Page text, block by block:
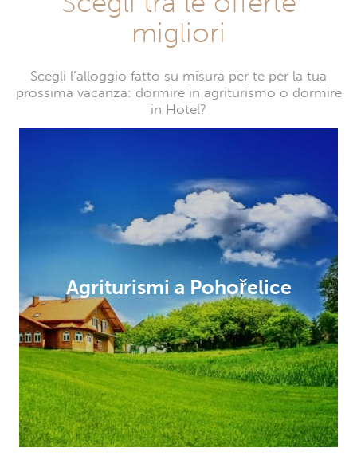
migliori
Scegli l’alloggio fatto su misura per te per la tua
prossima vacanza: dormire in agriturismo o dormire
in Hotel?
Agriturismi a Pohořelice